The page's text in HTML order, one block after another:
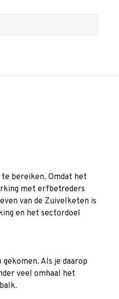
te bereiken. Omdat het
met erfbetreders
van de Zuivelketen is
en het sectordoel
Als je daarop
veel omhaal het